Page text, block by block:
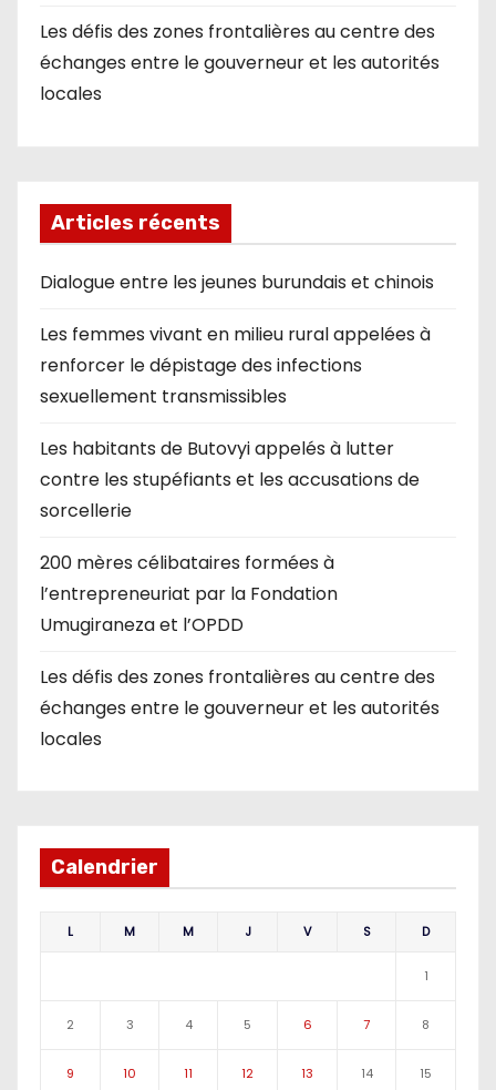
Les défis des zones frontalières au centre des
échanges entre le gouverneur et les autorités
locales
Articles récents
Dialogue entre les jeunes burundais et chinois
Les femmes vivant en milieu rural appelées à
renforcer le dépistage des infections
sexuellement transmissibles
Les habitants de Butovyi appelés à lutter
contre les stupéfiants et les accusations de
sorcellerie
200 mères célibataires formées à
l’entrepreneuriat par la Fondation
Umugiraneza et l’OPDD
Les défis des zones frontalières au centre des
échanges entre le gouverneur et les autorités
locales
Calendrier
L M M J V S D
1
2 3 4 5 6 7 8
9 10 11 12 13 14 15